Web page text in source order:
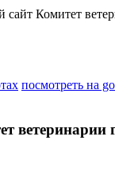
сайт Комитет
посмотреть на